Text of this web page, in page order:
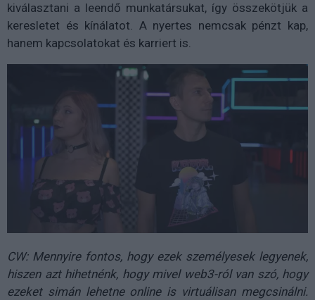
kiválasztani a leendő munkatársukat, így összekötjük a
keresletet és kínálatot. A nyertes nemcsak pénzt kap,
hanem kapcsolatokat és karriert is.
CW: Mennyire fontos, hogy ezek személyesek legyenek,
hiszen azt hihetnénk, hogy mivel web3-ról van szó, hogy
ezeket simán lehetne online is virtuálisan megcsinálni.